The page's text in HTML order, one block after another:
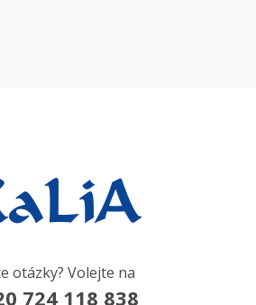
otázky? Volejte na
724 118 838